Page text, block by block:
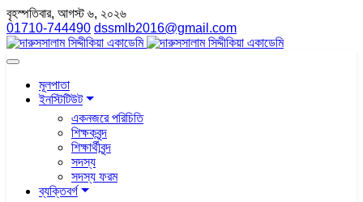
বৃহস্পতিবার, আগস্ট ৬, ২০২৬
01710-744490 dssmlb2016@gmail.com
মূলপাতা
ইনস্টিটিউট
একনজরে পরিচিতি
শিক্ষকবৃন্দ
শিক্ষার্থীবৃন্দ
সদস্য
সদস্য ফরম
ব্যক্তিবর্গ